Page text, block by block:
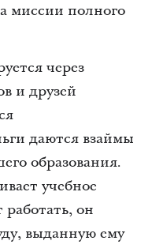
миссии полного
через
и друзей
даются взаймы
образования.
учебное
работать, он
выданную ему